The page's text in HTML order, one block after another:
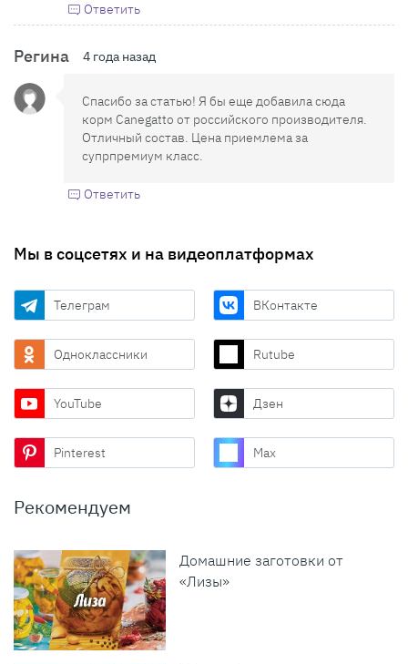
Ответить
Регина 4 года назад
Спасибо за статью! Я бы еще добавила сюда
корм Canegatto от российского производителя.
Отличный состав. Цена приемлема за
супрпремиум класс.
Ответить
Мы в соцсетях и на видеоплатформах
Телеграм ВКонтакте
Одноклассники Rutube
YouTube Дзен
Pinterest Max
Рекомендуем
Домашние заготовки от
«Лизы»